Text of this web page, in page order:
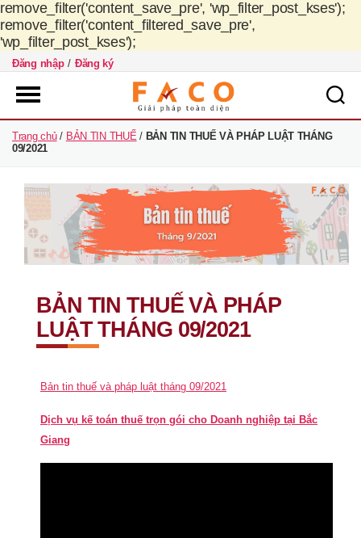
remove_filter('content_save_pre', 'wp_filter_post_kses');
remove_filter('content_filtered_save_pre',
'wp_filter_post_kses');
Đăng nhập / Đăng ký
FACO
Việt
Trang chủ/ BẢN TIN THUẾ/ BẢN TIN THUẾ VÀ PHÁP LUẬT THÁNG
09/2021
BẢN TIN THUẾ VÀ PHÁP
LUẬT THÁNG 09/2021
Bản tin thuế và pháp luật tháng 09/2021
Dịch vụ kế toán thuế trọn gói cho Doanh nghiệp tại Bắc
Giang